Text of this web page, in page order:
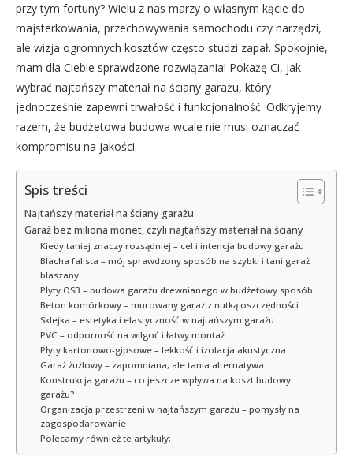
przy tym fortuny? Wielu z nas marzy o własnym kącie do
majsterkowania, przechowywania samochodu czy narzędzi,
ale wizja ogromnych kosztów często studzi zapał. Spokojnie,
mam dla Ciebie sprawdzone rozwiązania! Pokażę Ci, jak
wybrać najtańszy materiał na ściany garażu, który
jednocześnie zapewni trwałość i funkcjonalność. Odkryjemy
razem, że budżetowa budowa wcale nie musi oznaczać
kompromisu na jakości.
Spis treści
Najtańszy materiał na ściany garażu
Garaż bez miliona monet, czyli najtańszy materiał na ściany
Kiedy taniej znaczy rozsądniej – cel i intencja budowy garażu
Blacha falista – mój sprawdzony sposób na szybki i tani garaż
blaszany
Płyty OSB – budowa garażu drewnianego w budżetowy sposób
Beton komórkowy – murowany garaż z nutką oszczędności
Sklejka – estetyka i elastyczność w najtańszym garażu
PVC – odporność na wilgoć i łatwy montaż
Płyty kartonowo-gipsowe – lekkość i izolacja akustyczna
Garaż żużlowy – zapomniana, ale tania alternatywa
Konstrukcja garażu – co jeszcze wpływa na koszt budowy
garażu?
Organizacja przestrzeni w najtańszym garażu – pomysły na
zagospodarowanie
Polecamy również te artykuły: